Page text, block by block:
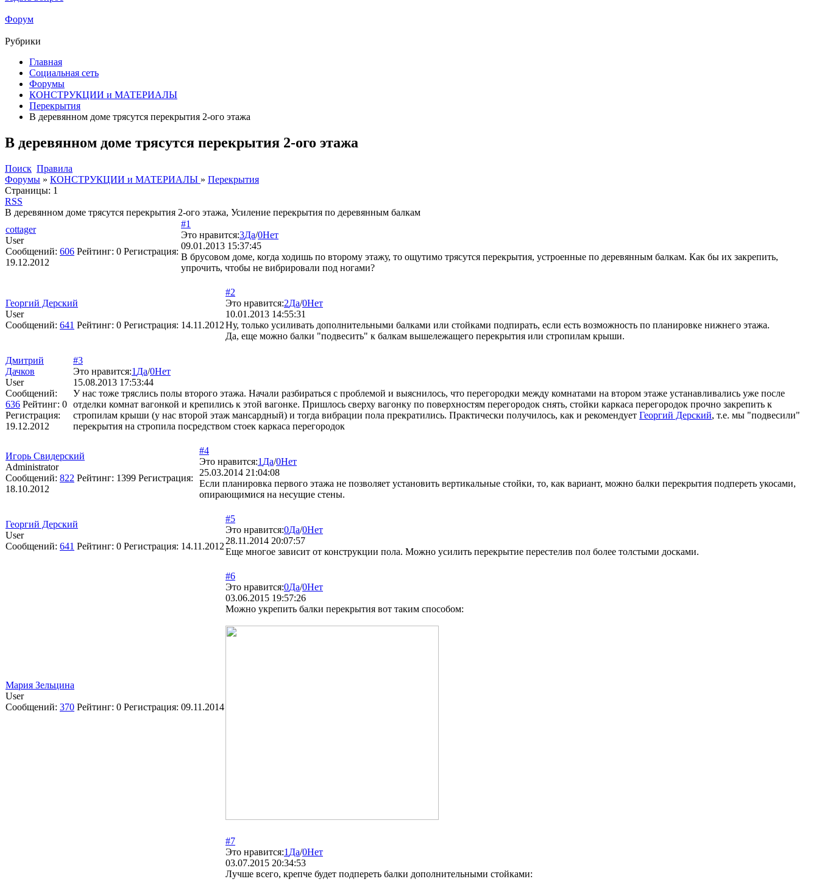
Форум
Рубрики
Главная
Социальная сеть
Форумы
КОНСТРУКЦИИ и МАТЕРИАЛЫ
Перекрытия
В деревянном доме трясутся перекрытия 2-ого этажа
В деревянном доме трясутся перекрытия 2-ого этажа
Поиск Правила
Форумы » КОНСТРУКЦИИ и МАТЕРИАЛЫ » Перекрытия
Страницы: 1
RSS
В деревянном доме трясутся перекрытия 2-ого этажа, Усиление перекрытия по деревянным балкам
cottager
User
Сообщений: 606 Рейтинг: 0 Регистрация:
19.12.2012
#1
Это нравится:3Да/0Нет
09.01.2013 15:37:45
В брусовом доме, когда ходишь по второму этажу, то ощутимо трясутся перекрытия, устроенные по деревянным балкам. Как бы их закрепить,
упрочить, чтобы не вибрировали под ногами?
Георгий Дерский
User
Сообщений: 641 Рейтинг: 0 Регистрация: 14.11.2012
#2
Это нравится:2Да/0Нет
10.01.2013 14:55:31
Ну, только усиливать дополнительными балками или стойками подпирать, если есть возможность по планировке нижнего этажа.
Да, еще можно балки "подвесить" к балкам вышележащего перекрытия или стропилам крыши.
Дмитрий
Дачков
User
Сообщений:
636 Рейтинг: 0
Регистрация:
19.12.2012
#3
Это нравится:1 Да/0Нет
15.08.2013 17:53:44
У нас тоже тряслись полы второго этажа. Начали разбираться с проблемой и выяснилось, что перегородки между комнатами на втором этаже устанавливались уже после
отделки комнат вагонкой и крепились к этой вагонке. Пришлось сверху вагонку по поверхностям перегородок снять, стойки каркаса перегородок прочно закрепить к
стропилам крыши (у нас второй этаж мансардный) и тогда вибрации пола прекратились. Практически получилось, как и рекомендует Георгий Дерский, т.е. мы "подвесили"
перекрытия на стропила посредством стоек каркаса перегородок
Игорь Свидерский
Administrator
Сообщений: 822 Рейтинг: 1399 Регистрация:
18.10.2012
#4
Это нравится:1 Да/0Нет
25.03.2014 21:04:08
Если планировка первого этажа не позволяет установить вертикальные стойки, то, как вариант, можно балки перекрытия подпереть укосами,
опирающимися на несущие стены.
Георгий Дерский
User
Сообщений: 641 Рейтинг: 0 Регистрация: 14.11.2012
#5
Это нравится:0Да/0Нет
28.11.2014 20:07:57
Еще многое зависит от конструкции пола. Можно усилить перекрытие перестелив пол более толстыми досками.
Мария Зельцина
User
Сообщений: 370 Рейтинг: 0 Регистрация: 09.11.2014
#6
Это нравится:0Да/0Нет
03.06.2015 19:57:26
Можно укрепить балки перекрытия вот таким способом:
#7
Это нравится:1 Да/0Нет
03.07.2015 20:34:53
Лучше всего, крепче будет подпереть балки дополнительными стойками: